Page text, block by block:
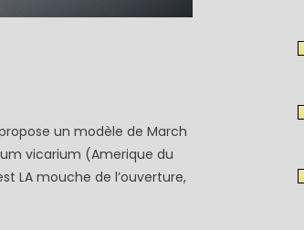
un modèle de March
vicarium (Amerique du
LA mouche de l’ouverture,